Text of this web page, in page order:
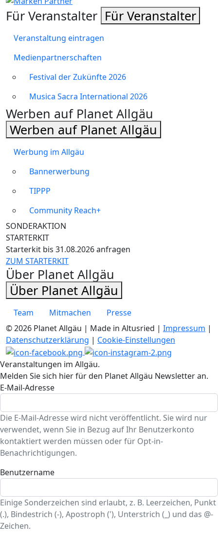
Für Veranstalter Für Veranstalter
Veranstaltung eintragen
Medienpartnerschaften
Festival der Zukünfte 2026
Musica Sacra International 2026
Werben auf Planet Allgäu
Werben auf Planet Allgäu
Werbung im Allgäu
Bannerwerbung
TIPPP
Community Reach+
SONDERAKTION
STARTERKIT
Starterkit bis 31.08.2026 anfragen
ZUM STARTERKIT
Über Planet Allgäu
Über Planet Allgäu
Team Mitmachen
Presse
© 2026 Planet Allgäu | Made in Altusried | Impressum |
Datenschutzerklärung | Cookie-Einstellungen
Veranstaltungen im Allgäu.
Melden Sie sich hier für den Planet Allgäu Newsletter an.
E-Mail-Adresse
Die E-Mail-Adresse wird nicht veröffentlicht. Sie wird nur
verwendet, wenn Sie in Bezug auf Ihr Benutzerkonto
kontaktiert werden müssen oder für Opt-in-
Benachrichtigungen.
Benutzername
Einige Sonderzeichen sind erlaubt, z. B. Leerzeichen, Punkt
(.), Bindestrich (-), Apostroph ('), Unterstrich (_) und das @-
Zeichen.